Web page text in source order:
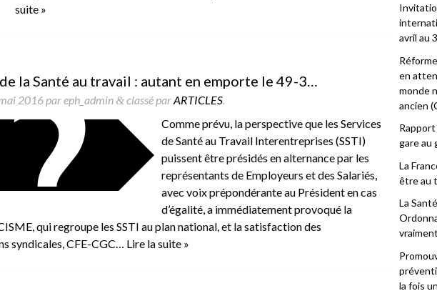
suite »
la Santé au travail : autant en emporte le 49-3…
2016 pareph_admin &classé parARTICLES.
Comme prévu, la perspective que les Services
de Santé au Travail Interentreprises (SSTI)
puissent être présidés en alternance par les
représentants de Employeurs et des Salariés,
avec voix prépondérante au Président en cas
d’égalité, a immédiatement provoqué la
qui regroupe les SSTI au plan national, et la satisfaction des
syndicales, CFE-CGC… Lire la suite »
avril au
en
monde
ancien
gare au
La
être au
La
la fois